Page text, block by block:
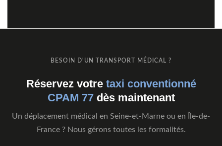
BESOIN D'UN TRANSPORT MÉDICAL ?
Réservez votre taxi conventionné
CPAM 77dès maintenant
Un déplacement médical en Seine-et-Marne ou en Île-de-
France ? Nous gérons toutes les formalités.